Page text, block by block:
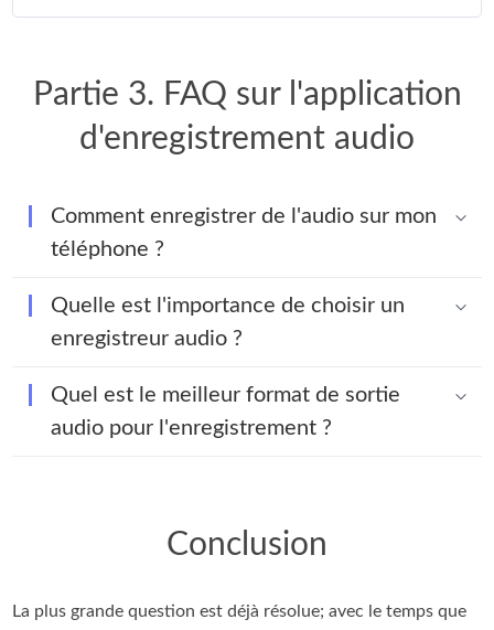
Partie 3. FAQ sur l'application
d'enregistrement audio
Comment enregistrer de l'audio sur mon
téléphone ?
Quelle est l'importance de choisir un
enregistreur audio ?
Quel est le meilleur format de sortie
audio pour l'enregistrement ?
Conclusion
La plus grande question est déjà résolue; avec le temps que